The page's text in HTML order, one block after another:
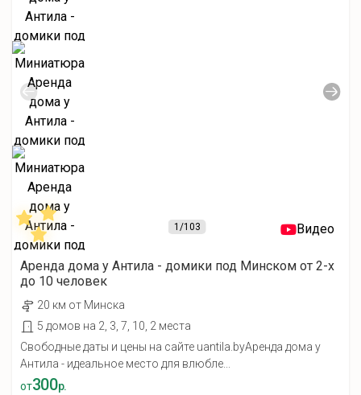
1 /103 Видео
Аренда дома у Антила - домики под Минском от 2-х
до 10 человек
20 км от Минска
5 домов на 2, 3, 7, 10, 2 места
Свободные даты и цены на сайте uantila.byАренда дома у
Антила - идеальное место для влюбле...
от300р.